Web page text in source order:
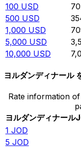
100 USD
500 USD
1,000 USD
5,000 USD
10,000 USD
ヨルダンディナール
Rate information
ヨルダンディナール
1 JOD
5 JOD